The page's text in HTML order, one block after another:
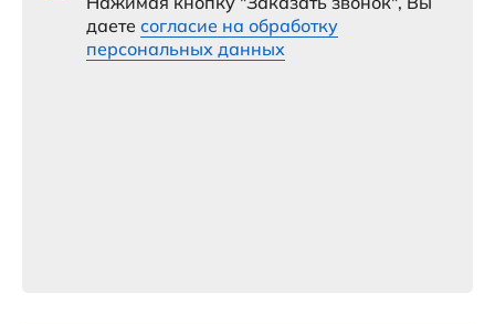
даете согласие на обработку
персональных данных